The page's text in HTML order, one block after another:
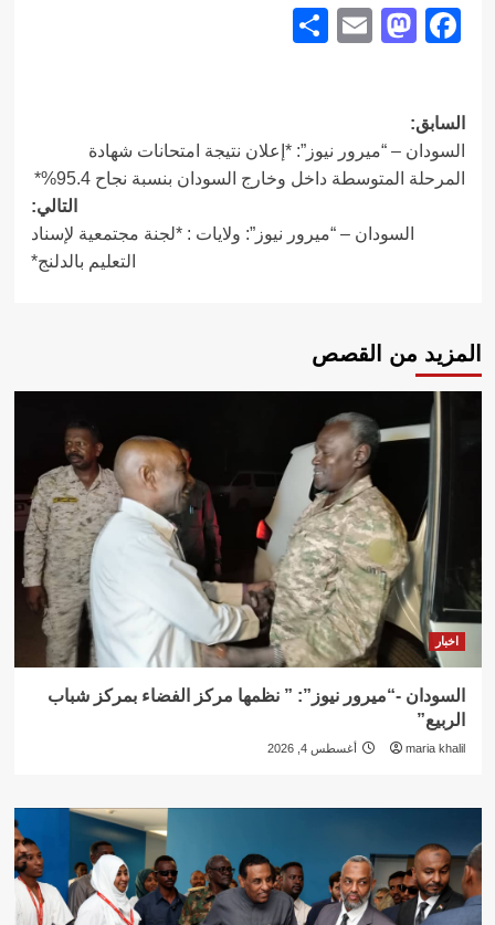
Facebook
Mastodon
Email
تصفّح
المقالات
السابق:
السودان – “ميرور نيوز”: *إعلان نتيجة امتحانات شهادة
المرحلة المتوسطة داخل وخارج السودان بنسبة نجاح 95.4%*
التالي:
السودان – “ميرور نيوز”: ولايات : *لجنة مجتمعية لإسناد
التعليم بالدلنج*
المزيد من القصص
اخبار
السودان -“ميرور نيوز”: ” نظمها مركز الفضاء بمركز شباب
الربيع”
maria khalil أغسطس 4, 2026